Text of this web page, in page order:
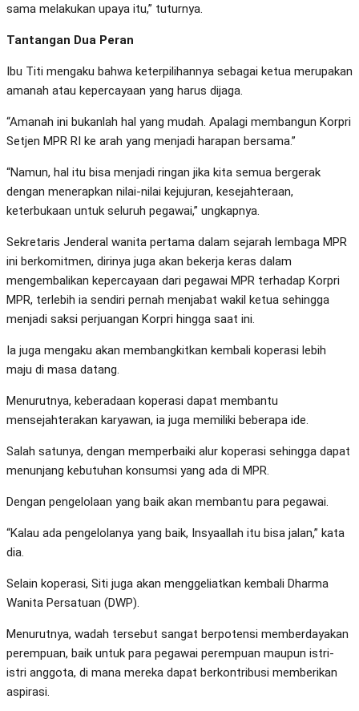
sama melakukan upaya itu,” tuturnya.
Tantangan Dua Peran
Ibu Titi mengaku bahwa keterpilihannya sebagai ketua merupakan
amanah atau kepercayaan yang harus dijaga.
“Amanah ini bukanlah hal yang mudah. Apalagi membangun Korpri
Setjen MPR RI ke arah yang menjadi harapan bersama.”
“Namun, hal itu bisa menjadi ringan jika kita semua bergerak
dengan menerapkan nilai-nilai kejujuran, kesejahteraan,
keterbukaan untuk seluruh pegawai,” ungkapnya.
Sekretaris Jenderal wanita pertama dalam sejarah lembaga MPR
ini berkomitmen, dirinya juga akan bekerja keras dalam
mengembalikan kepercayaan dari pegawai MPR terhadap Korpri
MPR, terlebih ia sendiri pernah menjabat wakil ketua sehingga
menjadi saksi perjuangan Korpri hingga saat ini.
Ia juga mengaku akan membangkitkan kembali koperasi lebih
maju di masa datang.
Menurutnya, keberadaan koperasi dapat membantu
mensejahterakan karyawan, ia juga memiliki beberapa ide.
Salah satunya, dengan memperbaiki alur koperasi sehingga dapat
menunjang kebutuhan konsumsi yang ada di MPR.
Dengan pengelolaan yang baik akan membantu para pegawai.
“Kalau ada pengelolanya yang baik, Insyaallah itu bisa jalan,” kata
dia.
Selain koperasi, Siti juga akan menggeliatkan kembali Dharma
Wanita Persatuan (DWP).
Menurutnya, wadah tersebut sangat berpotensi memberdayakan
perempuan, baik untuk para pegawai perempuan maupun istri-
istri anggota, di mana mereka dapat berkontribusi memberikan
aspirasi.